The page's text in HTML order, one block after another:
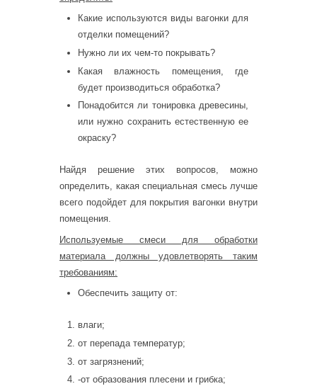
Какие используются виды вагонки для
отделки помещений?
Нужно ли их чем-то покрывать?
Какая влажность помещения, где
будет производиться обработка?
Понадобится ли тонировка древесины,
или нужно сохранить естественную ее
окраску?
Найдя решение этих вопросов, можно
определить, какая специальная смесь лучше
всего подойдет для покрытия вагонки внутри
помещения.
Используемые смеси для обработки
материала должны удовлетворять таким
требованиям:
Обеспечить защиту от:
влаги;
от перепада температур;
от загрязнений;
-от образования плесени и грибка;